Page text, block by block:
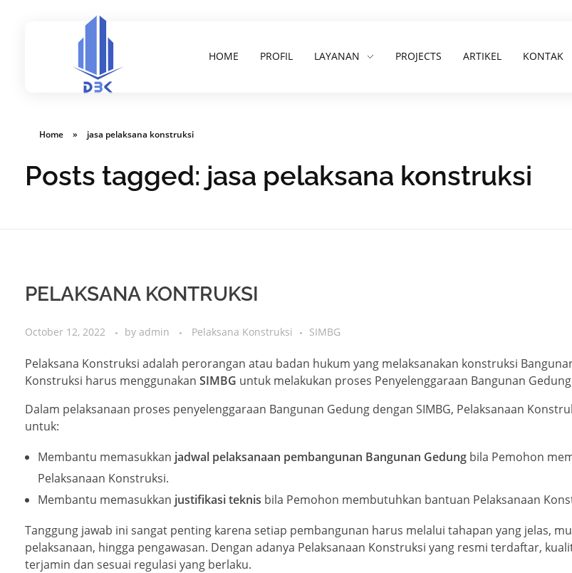
HOME PROFIL LAYANAN PROJECTS ARTIKEL KONTAK
Home » jasa pelaksana konstruksi
Posts tagged: jasa pelaksana konstruksi
PELAKSANA KONTRUKSI
October 12, 2022 by admin Pelaksana Konstruksi SIMBG
Pelaksana Konstruksi adalah perorangan atau badan hukum yang melaksanakan konstruksi
Konstruksi harus menggunakan SIMBG untuk melakukan proses Penyelenggaraan Bangunan
Dalam pelaksanaan proses penyelenggaraan Bangunan Gedung dengan SIMBG, Pelaksanaan
untuk:
Membantu memasukkan jadwal pelaksanaan pembangunan Bangunan Gedungbila Pemohon
Pelaksanaan Konstruksi.
Membantu memasukkan justifikasi teknis bila Pemohon membutuhkan bantuan Pelaksanaan
Tanggung jawab ini sangat penting karena setiap pembangunan harus melalui tahapan yang jelas,
pelaksanaan, hingga pengawasan. Dengan adanya Pelaksanaan Konstruksi yang resmi terdaftar,
terjamin dan sesuai regulasi yang berlaku.